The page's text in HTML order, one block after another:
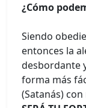
¿Cómo
Siendo
entonces la
desbordante
forma más
(Satanás)